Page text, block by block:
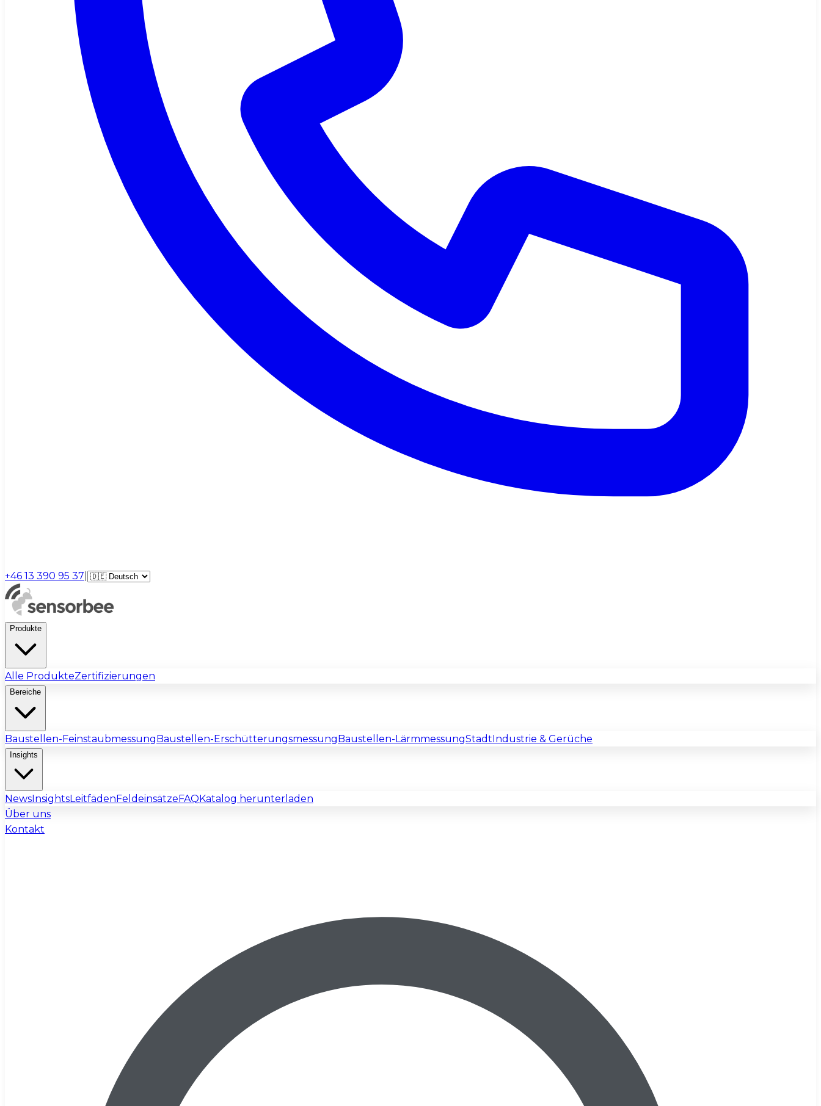
+46 13 390 95 37
Produkte
Alle ProdukteZertifizierungen
Bereiche
Baustellen-FeinstaubmessungBaustellen-ErschütterungsmessungBaustellen-LärmmessungStadtIndustrie & Gerüche
Insights
NewsInsightsLeitfädenFeldeinsätzeFAQKatalog herunterladen
Über uns
Kontakt